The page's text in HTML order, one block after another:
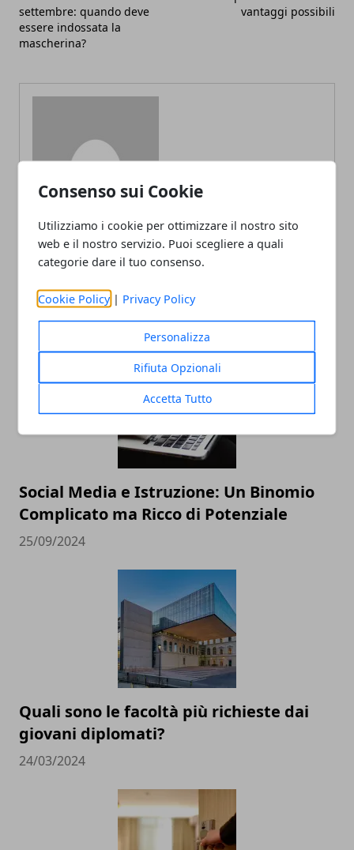
Consenso sui Cookie
Utilizziamo i cookie per ottimizzare il nostro sito
web e il nostro servizio. Puoi scegliere a quali
categorie dare il tuo consenso.
Cookie Policy | Privacy Policy
Personalizza
Rifiuta Opzionali
Accetta Tutto
settembre: quando deve
essere indossata la
mascherina?
vantaggi possibili
ARTICOLI CORRELATI
Social Media e Istruzione: Un Binomio
Complicato ma Ricco di Potenziale
25/09/2024
Quali sono le facoltà più richieste dai
giovani diplomati?
24/03/2024